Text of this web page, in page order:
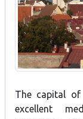
The capital
excellent